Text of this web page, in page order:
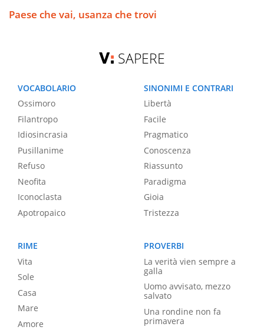
Paese che vai, usanza che trovi
SAPERE
VOCABOLARIO
Ossimoro
Filantropo
Idiosincrasia
Pusillanime
Refuso
Neofita
Iconoclasta
Apotropaico
SINONIMI E CONTRARI
Libertà
Facile
Pragmatico
Conoscenza
Riassunto
Paradigma
Gioia
Tristezza
RIME
Vita
Sole
Casa
Mare
Amore
PROVERBI
La verità vien sempre a
galla
Uomo avvisato, mezzo
salvato
Una rondine non fa
primavera